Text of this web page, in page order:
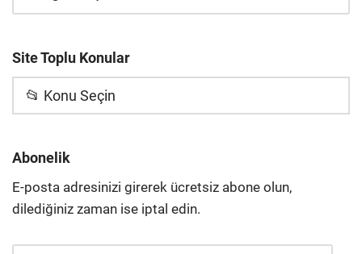
Site Toplu Konular
📂 Konu Seçin
Abonelik
E-posta adresinizi girerek ücretsiz abone olun,
dilediğiniz zaman ise iptal edin.